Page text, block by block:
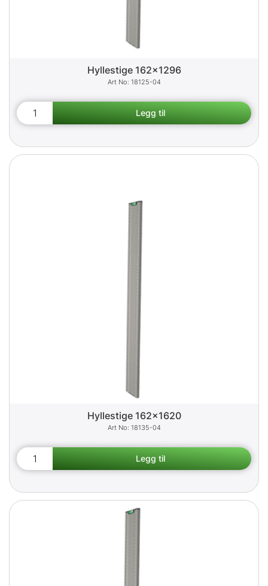
Hyllestige 162x1296
18125-04
Hyllestige 162x1620
18135-04